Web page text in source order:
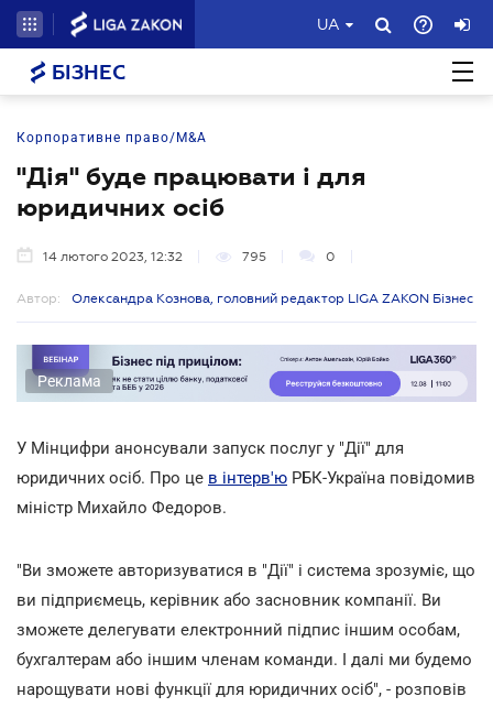
UA
БІЗНЕС
Корпоративне право/M&A
"Дія" буде працювати і для
юридичних осіб
14 лютого 2023, 12:32 795 0
Автор: Олександра Кознова, головний редактор LIGA ZAKON Бізнес
Реклама
У Мінцифри анонсували запуск послуг у "Дії" для
юридичних осіб. Про це в інтерв'ю РБК-Україна повідомив
міністр Михайло Федоров.
"Ви зможете авторизуватися в "Дії" і система зрозуміє, що
ви підприємець, керівник або засновник компанії. Ви
зможете делегувати електронний підпис іншим особам,
бухгалтерам або іншим членам команди. І далі ми будемо
нарощувати нові функції для юридичних осіб", - розповів